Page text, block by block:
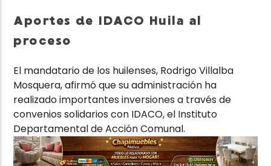
Aportes de IDACO Huila al
proceso
El mandatario de los huilenses, Rodrigo Villalba
Mosquera, afirmó que su administración ha
realizado importantes inversiones a través de
convenios solidarios con IDACO, el Instituto
Departamental de Acción Comunal.